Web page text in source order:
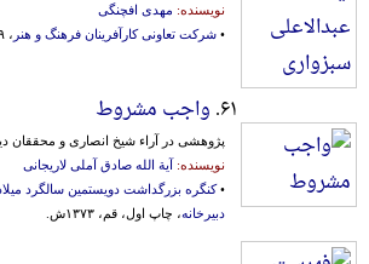
نویسنده: مهدی افچنگی
• شرکت تعاونی کارآفرینان فرهنگ و هنر ، ۱۳۸۹ش.
۶۱. واجب مشروط
پژوهشی در آراء شیخ انصاری و محققان
نویسنده: آیة الله صادق آملی لاریجانی
•کنگره بزرگداشت دویستمین سالگرد
دبیرخانه، چاپ اول، قم، ۱۳۷۳ش.